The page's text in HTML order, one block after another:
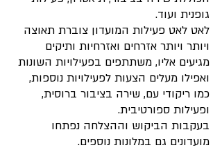
גופנית ועוד.
לאט לאט פעילות המועדון צוברת תאוצה
ויותר ויותר אזרחים ואזרחיות ותיקים
מגיעים אליו, משתתפים בפעילויות השונות
ואפילו מעלים הצעות לפעילויות נוספות,
כמו ריקודי עם, שירה בציבור ברוסית,
ופעילות ספורטיבית.
בעקבות הביקוש וההצלחה נפתחו
מועדונים גם במלונות נוספים.